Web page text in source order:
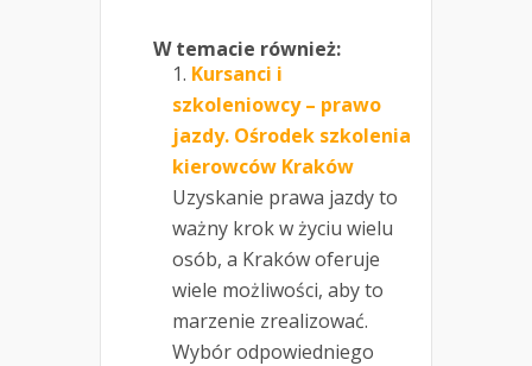
W temacie również:
Kursanci i
szkoleniowcy – prawo
jazdy. Ośrodek szkolenia
kierowców Kraków
Uzyskanie prawa jazdy to
ważny krok w życiu wielu
osób, a Kraków oferuje
wiele możliwości, aby to
marzenie zrealizować.
Wybór odpowiedniego